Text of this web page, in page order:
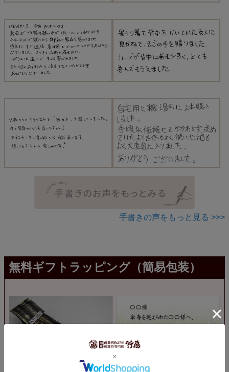
手書きの声をもっと見る >>>
無料ギフトラッピング（簡易包装）